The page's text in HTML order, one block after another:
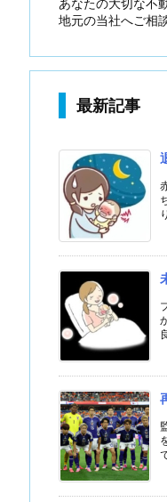
あなたの大切な不
地元の当社へご相
最新記事